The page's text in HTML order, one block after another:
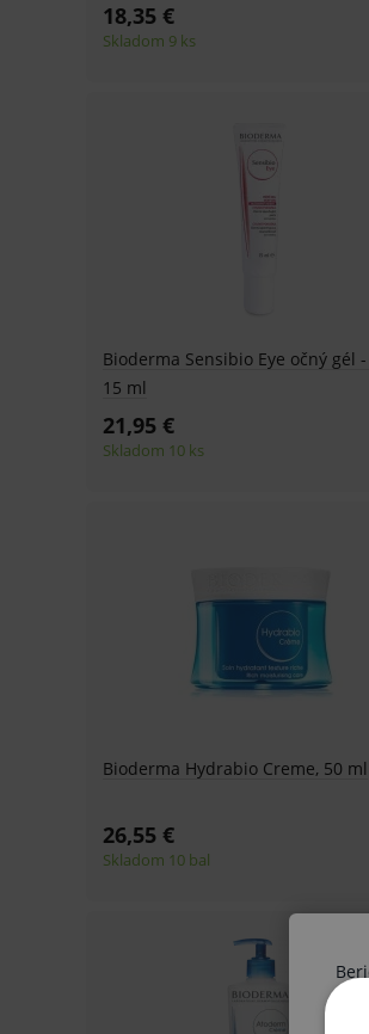
18,35 €
Skladom 9 ks
Bioderma Sensibio Eye očný gél
15 ml
21,95 €
Skladom 10 ks
Bioderma Hydrabio Creme, 50 ml
26,55 €
Skladom 10 bal